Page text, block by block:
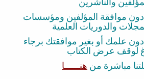
دون موافقة المؤلفين ومؤسسات
والدوريات العلمية
علمك أو بغير موافقتك برجاء
لوقف عرض الكتاب
مباشرة من هنــــــا